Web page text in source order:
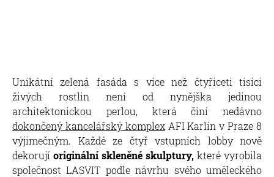
Unikátní zelená fasáda s více než čtyřiceti tisíci
živých rostlin není od nynějška jedinou
architektonickou perlou, která činí nedávno
dokončený kancelářský komplexAFI Karlín v Praze 8
výjimečným. Každé ze čtyř vstupních lobby nově
dekorují originální skleněné skulptury, které vyrobila
společnost LASVIT podle návrhu svého uměleckého